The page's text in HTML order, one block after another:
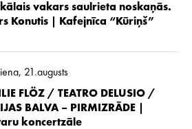
vakars saulrieta noskaņās.
Konutis | Kafejnīca “Kūriņš”
21.augusts
FLÖZ / TEATRO DELUSIO /
BALVA – PIRMIZRĀDE |
koncertzāle